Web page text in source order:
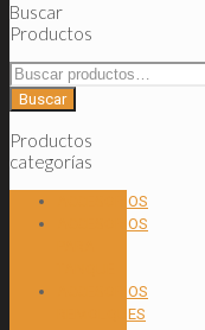
Buscar
Productos
Buscar
por:
Buscar
Productos
categorías
ACCESORIOS
ACCESORIOS
ACCESORIOS
REMOLQUES